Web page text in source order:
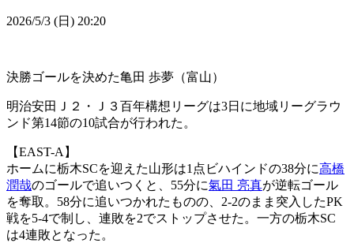
2026/5/3 (日) 20:20
決勝ゴールを決めた亀田 歩夢（富山）
明治安田Ｊ２・Ｊ３百年構想リーグは3日に地域リーグラウ
ンド第14節の10試合が行われた。
【EAST-A】
ホームに栃木SCを迎えた山形は1点ビハインドの38分に高橋
潤哉のゴールで追いつくと、55分に氣田 亮真が逆転ゴール
を奪取。58分に追いつかれたものの、2-2のまま突入したPK
戦を5-4で制し、連敗を2でストップさせた。一方の栃木SC
は4連敗となった。